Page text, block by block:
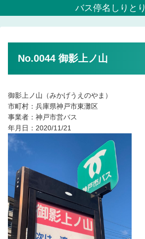
バス停名しりとり
No.0044 御影上ノ山
御影上ノ山（みかげうえのやま）
市町村：兵庫県神戸市東灘区
事業者：神戸市営バス
年月日：2020/11/21